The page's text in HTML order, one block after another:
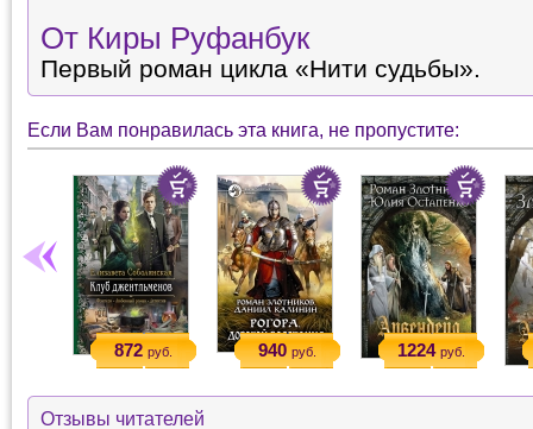
От Киры Руфанбук
Первый роман цикла «Нити судьбы».
Если Вам понравилась эта книга, не пропустите:
872 руб. 940 руб. 1224 руб.
Отзывы читателей